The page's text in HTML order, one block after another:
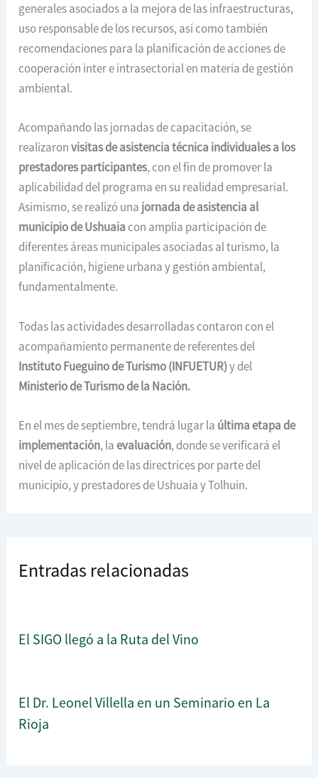
generales asociados a la mejora de las infraestructuras,
uso responsable de los recursos, así como también
recomendaciones para la planificación de acciones de
cooperación inter e intrasectorial en materia de gestión
ambiental.
Acompañando las jornadas de capacitación, se
realizaronvisitas de asistencia técnica individuales a los
prestadores participantes, con el fin de promover la
aplicabilidad del programa en su realidad empresarial.
Asimismo, se realizó una jornada de asistencia al
municipio de Ushuaia con amplia participación de
diferentes áreas municipales asociadas al turismo, la
planificación, higiene urbana y gestión ambiental,
fundamentalmente.
Todas las actividades desarrolladas contaron con el
acompañamiento permanente de referentes del
Instituto Fueguino de Turismo (INFUETUR)y del
Ministerio de Turismo de la Nación.
En el mes de septiembre, tendrá lugar la última etapa de
implementación, la evaluación, donde se verificará el
nivel de aplicación de las directrices por parte del
municipio, y prestadores de Ushuaia y Tolhuin.
Entradas relacionadas
El SIGO llegó a la Ruta del Vino
El Dr. Leonel Villella en un Seminario en La
Rioja